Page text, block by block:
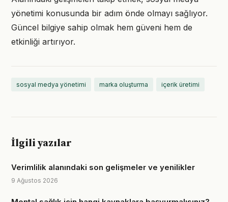
yönetimi konusunda bir adım önde olmayı sağlıyor.
Güncel bilgiye sahip olmak hem güveni hem de
etkinliği artırıyor.
sosyal medya yönetimi marka oluşturma içerik üretimi
İlgili yazılar
Verimlilik alanındaki son gelişmeler ve yenilikler
9 Ağustos 2026